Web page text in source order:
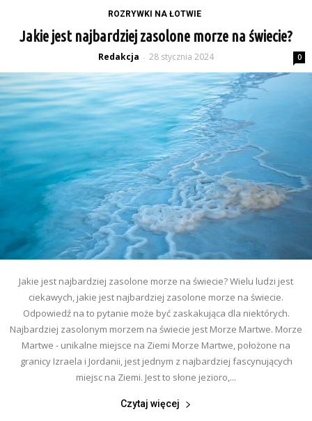
ROZRYWKI NA ŁOTWIE
Jakie jest najbardziej zasolone morze na świecie?
Redakcja - 28 stycznia 2024 0
Jakie jest najbardziej zasolone morze na świecie? Wielu ludzi jest
ciekawych, jakie jest najbardziej zasolone morze na świecie.
Odpowiedź na to pytanie może być zaskakująca dla niektórych.
Najbardziej zasolonym morzem na świecie jest Morze Martwe. Morze
Martwe - unikalne miejsce na Ziemi Morze Martwe, położone na
granicy Izraela i Jordanii, jest jednym z najbardziej fascynujących
miejsc na Ziemi. Jest to słone jezioro,...
Czytaj więcej